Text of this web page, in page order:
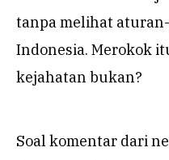
tanpa melihat
Indonesia. Merokok
kejahatan bukan?
Soal komentar dari